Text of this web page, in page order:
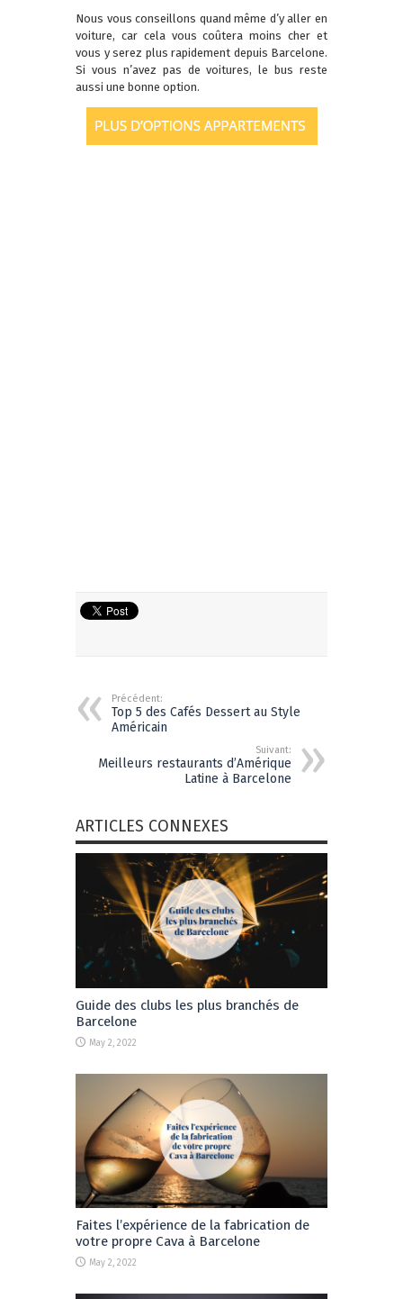
Nous vous conseillons quand même d’y aller en
voiture, car cela vous coûtera moins cher et
vous y serez plus rapidement depuis Barcelone.
Si vous n’avez pas de voitures, le bus reste
aussi une bonne option.
Précédent:
Top 5 des Cafés Dessert au Style
Américain
Suivant:
Meilleurs restaurants d’Amérique
Latine à Barcelone
ARTICLES CONNEXES
Guide des clubs les plus branchés de
Barcelone
May 2, 2022
Faites l’expérience de la fabrication de
votre propre Cava à Barcelone
May 2, 2022